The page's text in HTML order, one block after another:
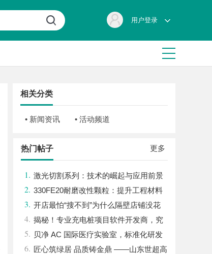
用户登录
相关分类
• 新闻资讯 • 活动频道
更多
热门帖子
1. 激光切割系列：技术的崛起与应用前景
2. 330FE20耐磨改性颗粒：提升工程材料
性能的秘密武器
3. 开店最怕“搜不到”为什么隔壁店铺没花
钱，ai却天天给他免费派单？
4. 揭秘！专业充电桩项目软件开发商，究
竟藏着哪些行业秘诀？
5. 贝净 AC 国际医疗实验室，标准化研发
体系全解析
6. 匠心筑绿居 品质铸金鼎 ——山东世超高